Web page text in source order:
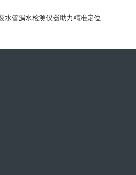
水管漏水检测仪器助力精准定位